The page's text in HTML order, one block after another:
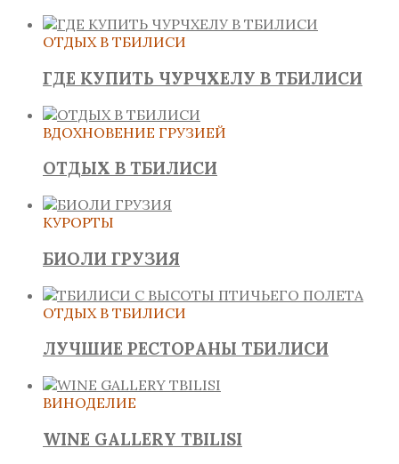
ОТДЫХ В ТБИЛИСИ
ГДЕ КУПИТЬ ЧУРЧХЕЛУ В ТБИЛИСИ
ВДОХНОВЕНИЕ ГРУЗИЕЙ
ОТДЫХ В ТБИЛИСИ
КУРОРТЫ
БИОЛИ ГРУЗИЯ
ОТДЫХ В ТБИЛИСИ
ЛУЧШИЕ РЕСТОРАНЫ ТБИЛИСИ
ВИНОДЕЛИЕ
WINE GALLERY TBILISI